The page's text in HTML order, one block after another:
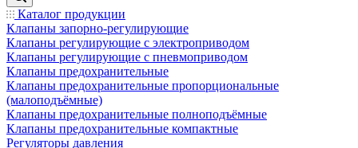
Каталог продукции
Клапаны запорно-регулирующие
Клапаны регулирующие с электроприводом
Клапаны регулирующие с пневмоприводом
Клапаны предохранительные
Клапаны предохранительные пропорциональные
(малоподъёмные)
Клапаны предохранительные полноподъёмные
Клапаны предохранительные компактные
Регуляторы давления